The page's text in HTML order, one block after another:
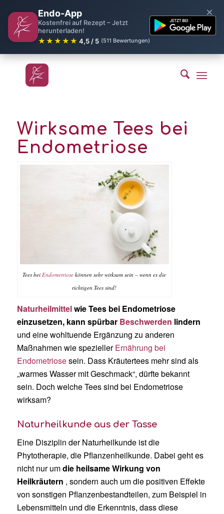
Endo-App
Kostenfrei auf Rezept – Jetzt
herunterladen!
★★★★★ 4,5 / 5 (511 Bewertungen)
×
Wirksame Tees bei
Endometriose
Tees bei Endometriose können sehr wirksam sein – wenn es die
richtigen Tees sind!
Naturheilmittelwie Tees bei Endometriose
einzusetzen, kann spürbar Beschwerden lindern
und eine wohltuende Ergänzung zu anderen
Maßnahmen wie speziellerErnährung bei
Endometriosesein. Dass Kräutertees mehr sind als
„warmes Wasser mit Geschmack“, dürfte bekannt
sein. Doch welche Tees sind bei Endometriose
wirksam?
Naturheilkunde aus der Tasse
Eine Disziplin der Naturheilkunde ist die
Phytotherapie, die Pflanzenheilkunde. Dabei geht es
nicht nur umdie heilsame Wirkung von
Heilkräutern , sondern auch um die positiven Effekte
von sonstigen Pflanzenbestandteilen, zum Beispiel in
Lebensmitteln und die Erkenntnis, dass diese